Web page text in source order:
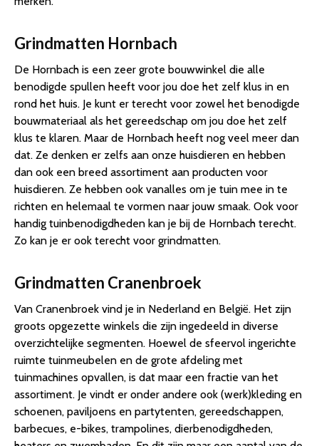
Grindmatten Hornbach
De Hornbach is een zeer grote bouwwinkel die alle
benodigde spullen heeft voor jou doe het zelf klus in en
rond het huis. Je kunt er terecht voor zowel het benodigde
bouwmateriaal als het gereedschap om jou doe het zelf
klus te klaren. Maar de Hornbach heeft nog veel meer dan
dat. Ze denken er zelfs aan onze huisdieren en hebben
dan ook een breed assortiment aan producten voor
huisdieren. Ze hebben ook vanalles om je tuin mee in te
richten en helemaal te vormen naar jouw smaak. Ook voor
handig tuinbenodigdheden kan je bij de Hornbach terecht.
Zo kan je er ook terecht voor grindmatten.
Grindmatten Cranenbroek
Van Cranenbroek vind je in Nederland en België. Het zijn
groots opgezette winkels die zijn ingedeeld in diverse
overzichtelijke segmenten. Hoewel de sfeervol ingerichte
ruimte tuinmeubelen en de grote afdeling met
tuinmachines opvallen, is dat maar een fractie van het
assortiment. Je vindt er onder andere ook (werk)kleding en
schoenen, paviljoens en partytenten, gereedschappen,
barbecues, e-bikes, trampolines, dierbenodigdheden,